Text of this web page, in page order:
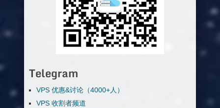
Telegram
VPS 优惠&讨论（4000+人）
VPS 收割者频道